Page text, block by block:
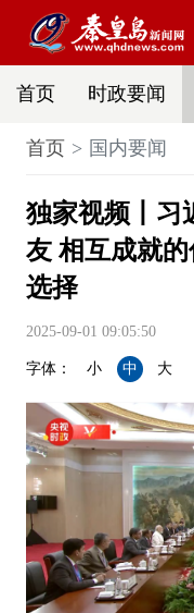
首页 时政要闻
首页 国内要闻
独家视频丨习
友 相互成就
选择
2025-09-01 09:05:50
字体： 小 中 大